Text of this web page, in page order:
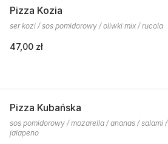
Pizza Kozia
ser kozi / sos pomidorowy / oliwki mix / rucola
47,00 zł
Pizza Kubańska
sos pomidorowy / mozarella / ananas / salami /
jalapeno